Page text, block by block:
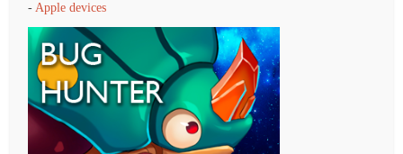
-Apple devices